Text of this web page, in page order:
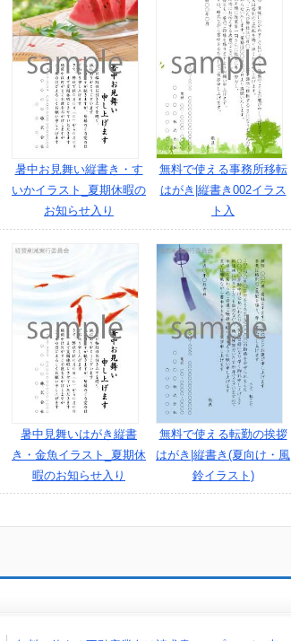
暑中お見舞い縦書き・す
いかイラスト_夏期休暇の
お知らせ入り
無料で使える事務所移転
はがき|縦書き002イラス
ト入
暑中見舞いはがき縦書
き・金魚イラスト_夏期休
暇のお知らせ入り
無料で使える転勤の挨拶
はがき|縦書き(夏向け・風
鈴イラスト)